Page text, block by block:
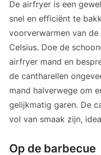
De airfryer is een
snel en efficiënt te
voorverwarmen van
Celsius. Doe de
airfryer mand en
de cantharellen
mand halverwege om
gelijkmatig garen. De
vol van smaak zijn,
Op de barbecue